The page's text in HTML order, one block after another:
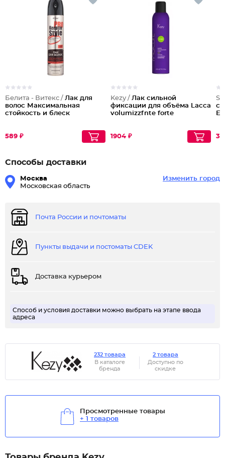
Белита - Витекс / Лак для
волос Максимальная
стойкость и блеск
589 ₽
Kezy / Лак сильной
фиксации для объёма Lacca
volumizzfnte forte
1904 ₽
Способы доставки
Москва
Московская область
Изменить город
Почта России и почтоматы
Пункты выдачи и постоматы CDEK
Доставка курьером
Способ и условия доставки можно выбрать на этапе ввода
адреса
232 товара
В каталоге
бренда
2 товара
Доступно по
скидке
Просмотренные товары
+ 1 товаров